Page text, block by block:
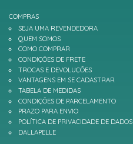
COMPRAS
SEJA UMA REVENDEDORA
QUEM SOMOS
COMO COMPRAR
CONDIÇÕES DE FRETE
TROCAS E DEVOLUÇÕES
VANTAGENS EM SE CADASTRAR
TABELA DE MEDIDAS
CONDIÇÕES DE PARCELAMENTO
PRAZO PARA ENVIO
POLÍTICA DE PRIVACIDADE DE DADOS
DALLAPELLE